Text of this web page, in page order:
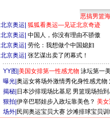
恶搞男篮
北京奥运 狐狐看奥运—见证北京奇迹
北京奥运 中国人，你没有理由不骄傲
北京奥运 劳伦：我想做个中国媳妇
北京奥运 张艺谋出卖了闭幕式！
YY图| 美国女排第一性感尤物 泳坛第一
曝光| 奥运女将场外激情秀化身性感尤物
揭秘| 日本沙排现场比基尼 男篮现场拍
狠拍| 伊辛巴耶娃步入政坛靠美色？ 美
场外| 民间奥运宝贝大赛 沙滩排球宝贝